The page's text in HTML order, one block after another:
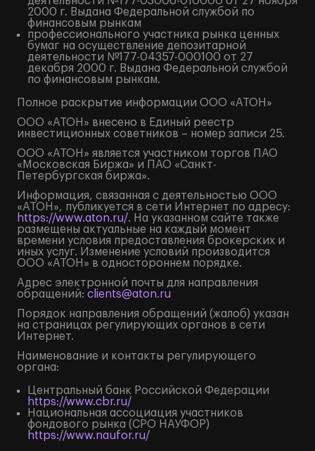
2000 г. Выдана Федеральной службой по
финансовым рынкам
профессионального участника рынка ценных
бумаг на осуществление депозитарной
деятельности №177-04357-000100 от 27
декабря 2000 г. Выдана Федеральной службой
по финансовым рынкам.
Полное раскрытие информации ООО «АТОН»
ООО «АТОН» внесено в Единый реестр
инвестиционных советников – номер записи 25.
ООО «АТОН» является участником торгов ПАО
«Московская Биржа» и ПАО «Санкт-
Петербургская биржа».
Информация, связанная с деятельностью ООО
«АТОН», публикуется в сети Интернет по адресу:
https://www.aton.ru/. На указанном сайте также
размещены актуальные на каждый момент
времени условия предоставления брокерских и
иных услуг. Изменение условий производится
ООО «АТОН» в одностороннем порядке.
Адрес электронной почты для направления
обращений: clients@aton.ru
Порядок направления обращений (жалоб) указан
на страницах регулирующих органов в сети
Интернет.
Наименование и контакты регулирующего
органа:
Центральный банк Российской Федерации
https://www.cbr.ru/
Национальная ассоциация участников
фондового рынка (СРО НАУФОР)
https://www.naufor.ru/